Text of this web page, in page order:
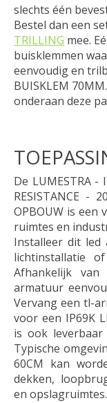
slechts één
Bestel dan een
TRILLING mee.
buisklemmen
eenvoudig en
BUISKLEM
onderaan deze
De LUMESTRA -
RESISTANCE -
OPBOUW is een
ruimtes en
Installeer dit led
lichtinstallatie
Afhankelijk
armatuur
Vervang een tl-
voor een IP69K
is ook leverbaar
Typische
60CM kan
dekken,
en opslagruimtes.